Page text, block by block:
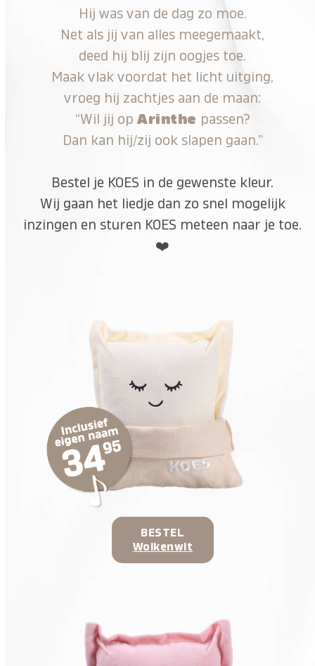
Hij was van de dag zo moe.
Net als jij van alles meegemaakt,
deed hij blij zijn oogjes toe.
Maak vlak voordat het licht uitging,
vroeg hij zachtjes aan de maan:
“Wil jij opArinthe passen?
Dan kan hij/zij ook slapen gaan.”
Bestel je KOES in de gewenste kleur.
Wij gaan het liedje dan zo snel mogelijk
inzingen en sturen KOES meteen naar je toe.
❤️
BESTEL
Wolkenwit